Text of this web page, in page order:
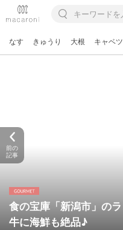
なす きゅうり 大根 キャベツ
食の宝庫「新潟市」の
牛に海鮮も絶品♪
前の
記事